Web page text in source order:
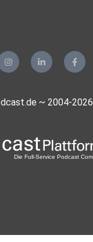
~ 2004-2026